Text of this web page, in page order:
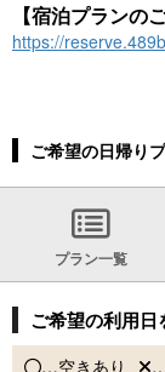
【宿泊プランの
https://
ご希望の日帰り
プラン一覧
ご希望の利用日
…空きあり